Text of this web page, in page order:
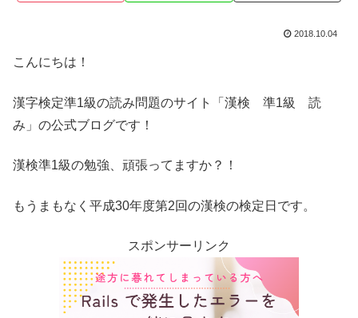
2018.10.04
こんにちは！
漢字検定準1級の読み問題のサイト「漢検 準1級 読
み」の公式ブログです！
漢検準1級の勉強、頑張ってますか？！
もうまもなく平成30年度第2回の漢検の検定日です。
スポンサーリンク